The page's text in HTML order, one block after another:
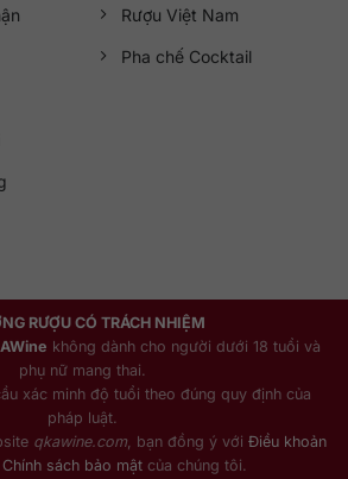
Rượu Việt Nam
Pha chế Cocktail
RƯỢU CÓ TRÁCH NHIỆM
không dành cho người dưới 18 tuổi và
phụ nữ mang thai.
xác minh độ tuổi theo đúng quy định của
pháp luật.
qkawine.com , bạn đồng ý với Điều khoản
Chính sách bảo mậtcủa chúng tôi.